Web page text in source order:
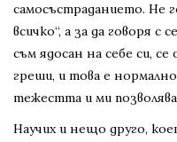
самосъстраданието. Не
всичко“, а за да говоря с
съм ядосан на себе си, се
греши, и това е
тежестта и ми
Научих и нещо друго,